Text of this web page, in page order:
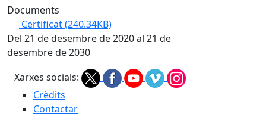
Documents
Certificat(240.34KB)
Del 21 de desembre de 2020 al 21 de
desembre de 2030
Xarxes socials:
Crèdits
Contactar